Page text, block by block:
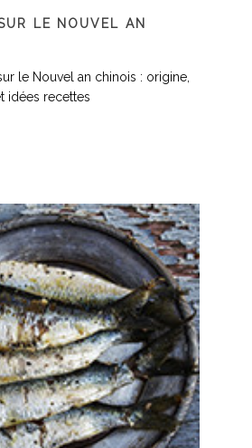
LE NOUVEL AN
le Nouvel an chinois : origine,
idées recettes